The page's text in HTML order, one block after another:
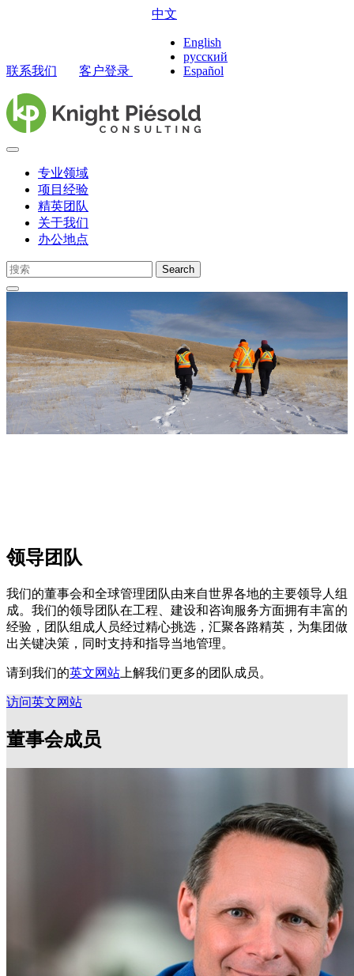
联系我们 客户登录
中文
English
русский
Español
专业领域
项目经验
精英团队
关于我们
办公地点
Search
领导团队
我们的董事会和全球管理团队由来自世界各地的主要领导人组
成。我们的领导团队在工程、建设和咨询服务方面拥有丰富的
经验，团队组成人员经过精心挑选，汇聚各路精英，为集团做
出关键决策，同时支持和指导当地管理。
请到我们的英文网站 上解我们更多的团队成员。
访问英文网站
董事会成员